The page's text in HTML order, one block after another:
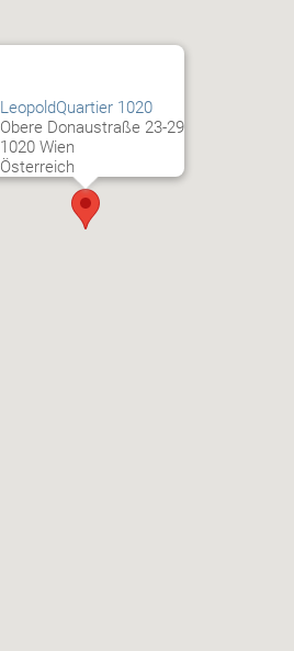
LeopoldQuartier 1020
Obere Donaustraße 23-29
1020 Wien
Österreich